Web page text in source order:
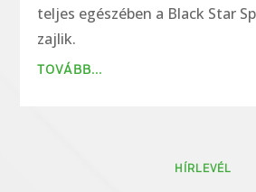
teljes egészében a Black Star
zajlik.
TOVÁBB...
HÍRLEVÉL